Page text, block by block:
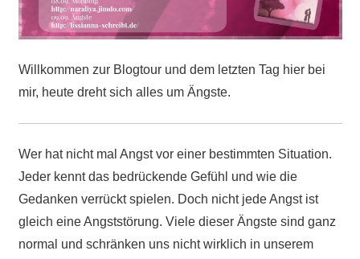
Willkommen zur Blogtour und dem letzten Tag hier bei
mir, heute dreht sich alles um Ängste.
Wer hat nicht mal Angst vor einer bestimmten Situation.
Jeder kennt das bedrückende Gefühl und wie die
Gedanken verrückt spielen. Doch nicht jede Angst ist
gleich eine Angststörung. Viele dieser Ängste sind ganz
normal und schränken uns nicht wirklich in unserem